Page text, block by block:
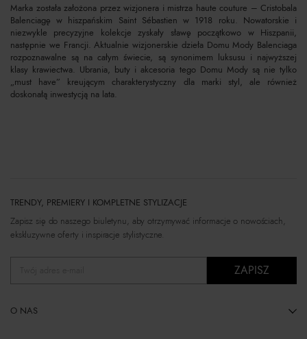
Marka została założona przez wizjonera i mistrza haute couture – Cristobala
Balenciagę w hiszpańskim Saint Sébastien w 1918 roku. Nowatorskie i
niezwykle precyzyjne kolekcje zyskały sławę początkowo w Hiszpanii,
następnie we Francji. Aktualnie wizjonerskie dzieła Domu Mody Balenciaga
rozpoznawalne są na całym świecie, są synonimem luksusu i najwyższej
klasy krawiectwa. Ubrania, buty i akcesoria tego Domu Mody są nie tylko
„must have” kreującym charakterystyczny dla marki styl, ale również
doskonałą inwestycją na lata.
TRENDY, PREMIERY I KOMPLETNE STYLIZACJE
Zapisz się do naszego biuletynu, aby otrzymywać informacje o nowościach,
ekskluzywne oferty i inspiracje stylistyczne.
ZAPISZ
O NAS